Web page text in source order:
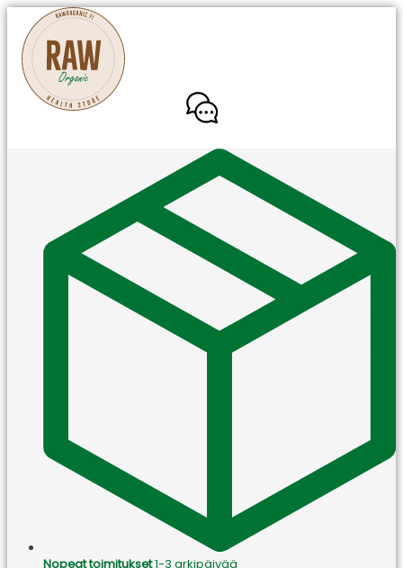
Mene
sisältöön
Nopeat toimitukset1-3 arkipäivää